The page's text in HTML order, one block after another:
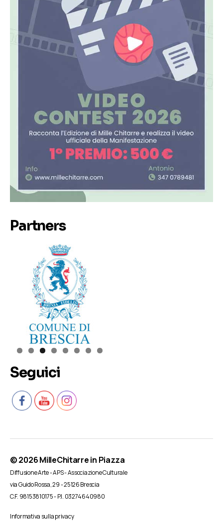
Partners
Seguici
© 2026MilleChitarre in Piazza
Diffusione Arte - APS - Associazione Culturale
via Guido Rossa, 29 - 25126 Brescia
C.F. 98153810175 - P.I. 03274640980
Informativa sulla privacy